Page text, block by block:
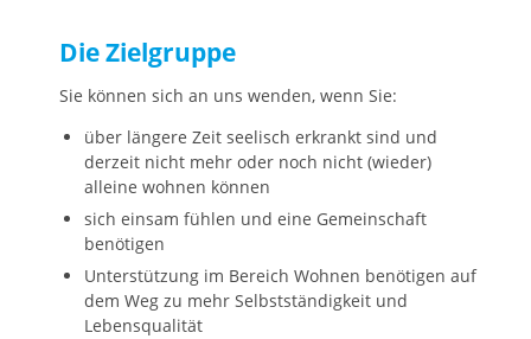
Die Zielgruppe
Sie können sich an uns wenden, wenn Sie:
über längere Zeit seelisch erkrankt sind und
derzeit nicht mehr oder noch nicht (wieder)
alleine wohnen können
sich einsam fühlen und eine Gemeinschaft
benötigen
Unterstützung im Bereich Wohnen benötigen auf
dem Weg zu mehr Selbstständigkeit und
Lebensqualität